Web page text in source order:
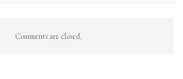
Comments are closed.